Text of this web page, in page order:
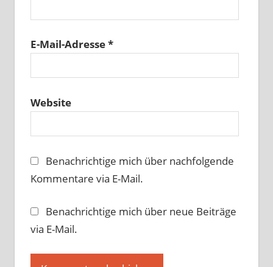
E-Mail-Adresse*
Website
Benachrichtige mich über nachfolgende
Kommentare via E-Mail.
Benachrichtige mich über neue Beiträge
via E-Mail.